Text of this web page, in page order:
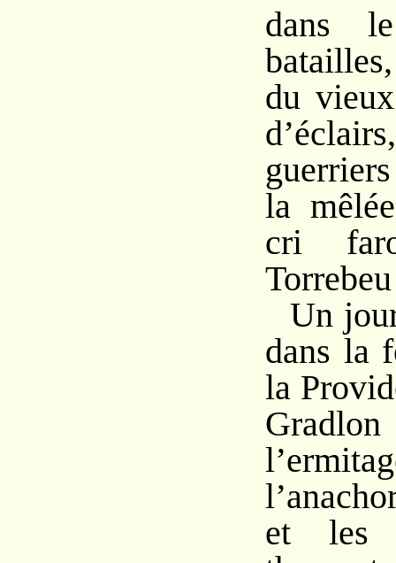
dans
du
la
cri
Un
dans la
la
et les